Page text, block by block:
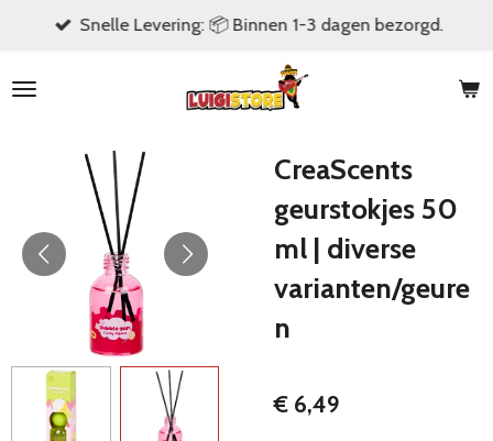
naar
hoofdinhoud
Snelle Levering: 📦 Binnen 1-3 dagen bezorgd.
CreaScents
geurstokjes 50
ml | diverse
varianten/geure
n
€ 6,49